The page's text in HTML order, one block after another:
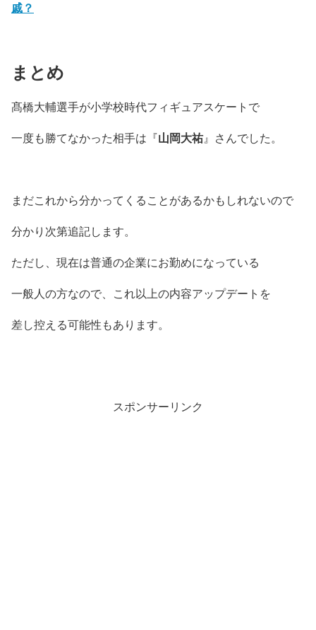
戚？
まとめ
髙橋大輔選手が小学校時代フィギュアスケートで
一度も勝てなかった相手は『山岡大祐』さんでした。
まだこれから分かってくることがあるかもしれないので
分かり次第追記します。
ただし、現在は普通の企業にお勤めになっている
一般人の方なので、これ以上の内容アップデートを
差し控える可能性もあります。
スポンサーリンク